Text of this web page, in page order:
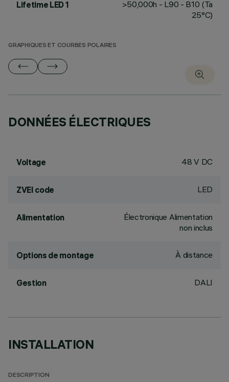
Lifetime LED 1
>50,000h - L90 - B10 (Ta
25°C)
GRAPHIQUES ET COURBES POLAIRES
DONNÉES ÉLECTRIQUES
Voltage 48 V DC
ZVEI code LED
Alimentation
Électronique Alimentation
non inclus
Options de montage À distance
Gestion DALI
INSTALLATION
DESCRIPTION